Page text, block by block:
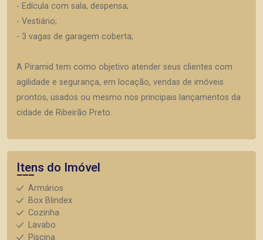
- Edícula com sala, despensa;
- Vestiário;
- 3 vagas de garagem coberta;
A Piramid tem como objetivo atender seus clientes com
agilidade e segurança, em locação, vendas de imóveis
prontos, usados ou mesmo nos principais lançamentos da
cidade de Ribeirão Preto.
Itens do Imóvel
Armários
Box Blindex
Cozinha
Lavabo
Piscina